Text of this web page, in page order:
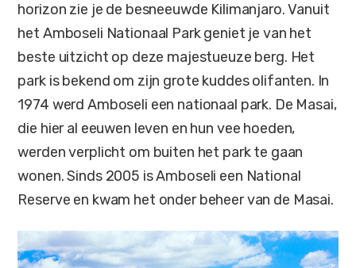
horizon zie je de besneeuwde Kilimanjaro. Vanuit
het Amboseli Nationaal Park geniet je van het
beste uitzicht op deze majestueuze berg. Het
park is bekend om zijn grote kuddes olifanten. In
1974 werd Amboseli een nationaal park. De Masai,
die hier al eeuwen leven en hun vee hoeden,
werden verplicht om buiten het park te gaan
wonen. Sinds 2005 is Amboseli een National
Reserve en kwam het onder beheer van de Masai.